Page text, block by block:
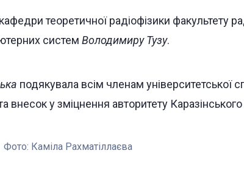
теоретичної радіофізики факультету
систем Володимиру Тузу.
подякувала всім членам університетської
внесок у зміцнення авторитету Каразінського
Фото: Каміла Рахматіллаєва